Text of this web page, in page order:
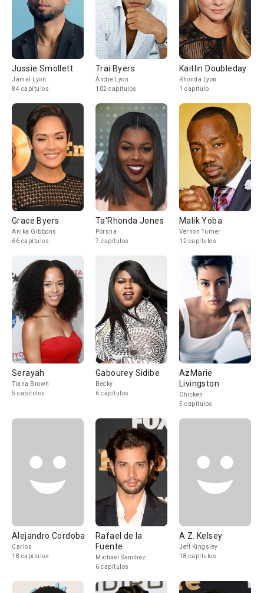
Jussie Smollett
Jamal Lyon
84 capítulos
Trai Byers
Andre Lyon
102 capítulos
Kaitlin Doubleday
Rhonda Lyon
1 capítulo
Grace Byers
Anika Gibbons
66 capítulos
Ta'Rhonda Jones
Porsha
7 capítulos
Malik Yoba
Vernon Turner
12 capítulos
Serayah
Tiana Brown
5 capítulos
Gabourey Sidibe
Becky
6 capítulos
AzMarie
Livingston
Chicken
5 capítulos
Alejandro Cordoba
Carlos
18 capítulos
Rafael de la
Fuente
Michael Sanchez
6 capítulos
A.Z. Kelsey
Jeff Kingsley
18 capítulos